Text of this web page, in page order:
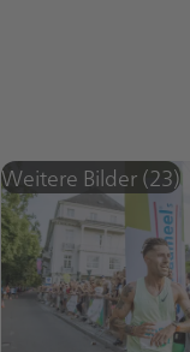
Weitere Bilder (23)